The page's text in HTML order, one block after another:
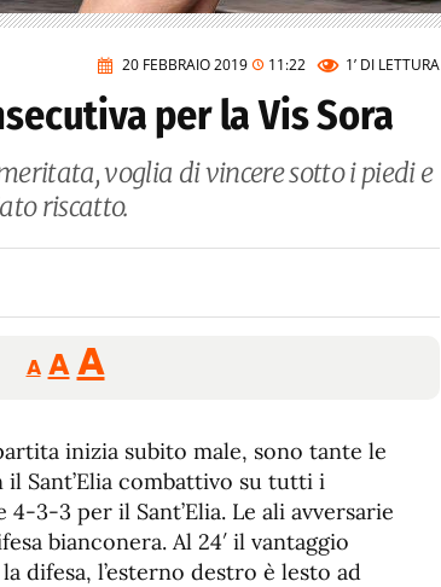
20 FEBBRAIO 2019 11:22 1’ DI LETTURA
per la Vis Sora
voglia di vincere sotto i piedi e
riscatto.
A
Reducir
tamaño
A Restablecer
tamaño
de
fuente
AAumentar
de
fuente.
inizia subito male, sono tante le
Sant’Elia combattivo su tutti i
3-3 per il Sant’Elia. Le ali avversarie
bianconera. Al 24′ il vantaggio
difesa, l’esterno destro è lesto ad